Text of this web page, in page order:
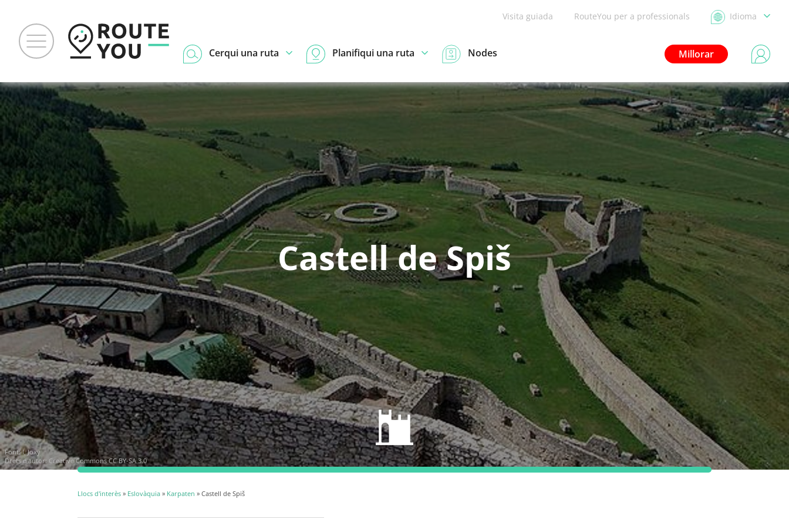
Visita guiada RouteYou per a professionals Idioma
Millorar
Cerqui una ruta Planifiqui una ruta Nodes
Castell de Spiš
Font:I, Joxy
Drets d'autor: Creative Commons CC BY-SA 3.0
Llocs d'interès » Eslovàquia » Karpaten » Castell de Spiš